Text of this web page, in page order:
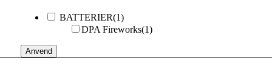
BATTERIER(1)
DPA Fireworks(1)
Anvend